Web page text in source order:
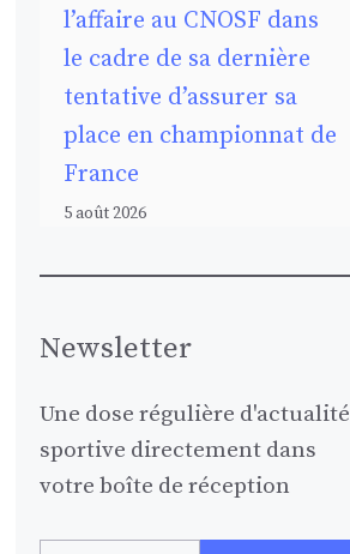
l’affaire au CNOSF dans
le cadre de sa dernière
tentative d’assurer sa
place en championnat de
France
5 août 2026
Newsletter
Une dose régulière d'actualité
sportive directement dans
votre boîte de réception